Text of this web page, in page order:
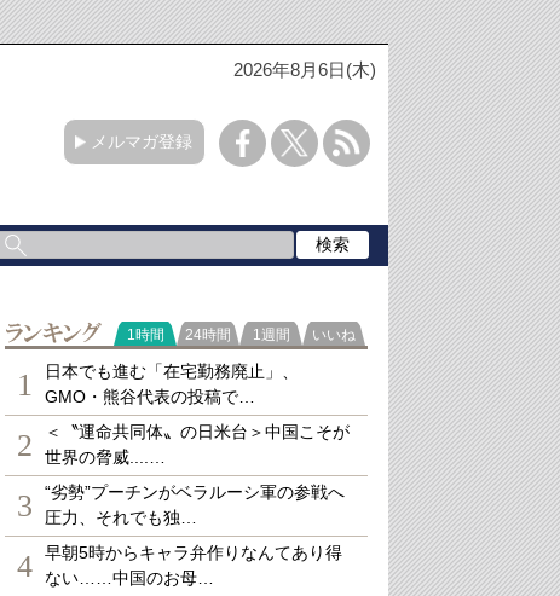
2026年8月6日(木)
メルマガ登録
ランキング
1時間 24時間 1週間 いいね
1
日本でも進む「在宅勤務廃止」、
GMO・熊谷代表の投稿で…
2
＜〝運命共同体〟の日米台＞中国こそが
世界の脅威....…
3
“劣勢”プーチンがベラルーシ軍の参戦へ
圧力、それでも独…
4
早朝5時からキャラ弁作りなんてあり得
ない……中国のお母…